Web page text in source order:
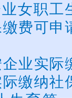
女职工
费可申
业实际
缴纳社